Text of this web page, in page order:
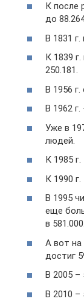
К после
до
В 1831 г.
К 1839
250.181.
В 1956 г.
В 1962 г.
Уже в
людей.
К 1985 г.
К 1990 г.
В 1995
еще
в 581.000.
А вот на
достиг
В 2005 –
В 2010 –